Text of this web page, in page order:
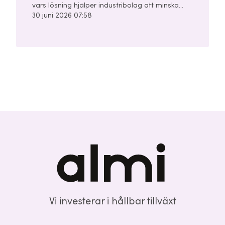
vars lösning hjälper industribolag att minska
användningen av kemikalier, vatten och energi i
30 juni 2026 07:58
Vi investerar i hållbar tillväxt